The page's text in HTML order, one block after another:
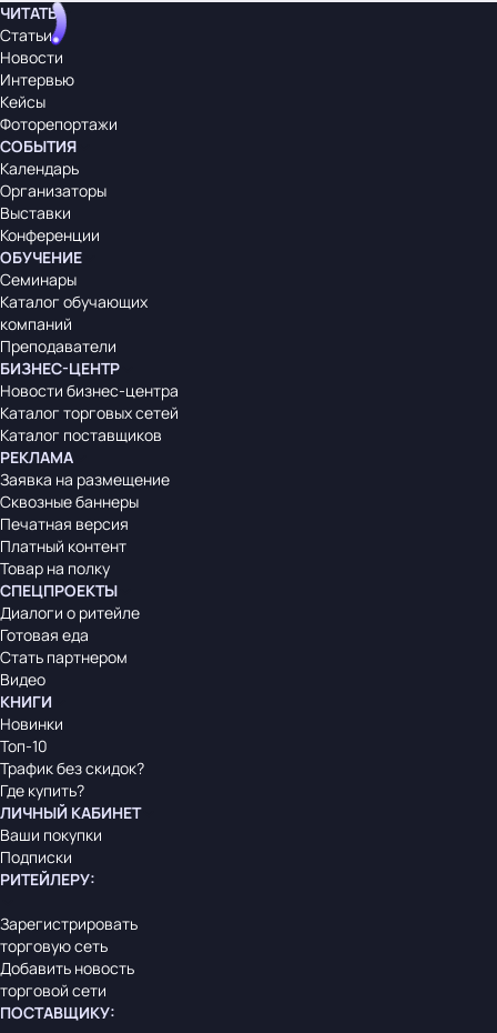
ЧИТАТЬ
Статьи
Новости
Интервью
Кейсы
Фоторепортажи
СОБЫТИЯ
Календарь
Организаторы
Выставки
Конференции
ОБУЧЕНИЕ
Семинары
Каталог обучающих
компаний
Преподаватели
БИЗНЕС-ЦЕНТР
Новости бизнес-центра
Каталог торговых сетей
Каталог поставщиков
РЕКЛАМА
Заявка на размещение
Сквозные баннеры
Печатная версия
Платный контент
Товар на полку
СПЕЦПРОЕКТЫ
Диалоги о ритейле
Готовая еда
Стать партнером
Видео
КНИГИ
Новинки
Топ-10
Трафик без скидок?
Где купить?
ЛИЧНЫЙ КАБИНЕТ
Ваши покупки
Подписки
РИТЕЙЛЕРУ:
Зарегистрировать
торговую сеть
Добавить новость
торговой сети
ПОСТАВЩИКУ: